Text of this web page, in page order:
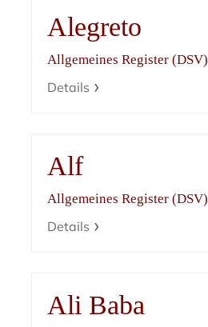
Alegreto
Allgemeines Register (DSV)
Details
Alf
Allgemeines Register (DSV)
Details
Ali Baba